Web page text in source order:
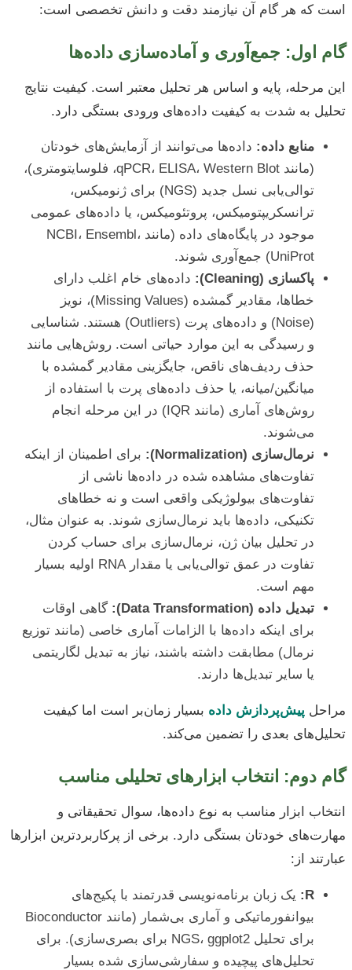
است که هر گام آن نیازمند دقت و دانش تخصصی است:
گام اول: جمع‌آوری و آماده‌سازی داده‌ها
این مرحله، پایه و اساس هر تحلیل معتبر است. کیفیت نتایج
تحلیل به شدت به کیفیت داده‌های ورودی بستگی دارد.
منابع داده: داده‌ها می‌توانند از آزمایش‌های خودتان
(مانند qPCR، ELISA، Western Blot، فلوسایتومتری)،
توالی‌یابی نسل جدید (NGS) برای ژنومیکس،
ترانسکریپتومیکس، پروتئومیکس، یا داده‌های عمومی
موجود در پایگاه‌های داده (مانند NCBI، Ensembl،
UniProt) جمع‌آوری شوند.
پاکسازی (Cleaning):
داده‌های خام اغلب دارای
خطاها، مقادیر گمشده (Missing Values)، نویز
(Noise) و داده‌های پرت (Outliers) هستند. شناسایی
و رسیدگی به این موارد حیاتی است. روش‌هایی مانند
حذف ردیف‌های ناقص، جایگزینی مقادیر گمشده با
میانگین/میانه، یا حذف داده‌های پرت با استفاده از
روش‌های آماری (مانند IQR) در این مرحله انجام
می‌شوند.
نرمال‌سازی (Normalization):
برای اطمینان از اینکه
تفاوت‌های مشاهده شده در داده‌ها ناشی از
تفاوت‌های بیولوژیکی واقعی است و نه خطاهای
تکنیکی، داده‌ها باید نرمال‌سازی شوند. به عنوان مثال،
در تحلیل بیان ژن، نرمال‌سازی برای حساب کردن
تفاوت در عمق توالی‌یابی یا مقدار RNA اولیه بسیار
مهم است.
تبدیل داده (Data Transformation):
گاهی اوقات
برای اینکه داده‌ها با الزامات آماری خاصی (مانند توزیع
نرمال) مطابقت داشته باشند، نیاز به تبدیل لگاریتمی
یا سایر تبدیل‌ها دارند.
مراحل پیش‌پردازش داده بسیار زمان‌بر است اما کیفیت
تحلیل‌های بعدی را تضمین می‌کند.
گام دوم: انتخاب ابزارهای تحلیلی مناسب
انتخاب ابزار مناسب به نوع داده‌ها، سوال تحقیقاتی و
مهارت‌های خودتان بستگی دارد. برخی از پرکاربردترین ابزارها
عبارتند از:
R:
یک زبان برنامه‌نویسی قدرتمند با پکیج‌های
بیوانفورماتیکی و آماری بی‌شمار (مانند Bioconductor
برای تحلیل NGS، ggplot2 برای بصری‌سازی). برای
تحلیل‌های پیچیده و سفارشی‌سازی شده بسیار